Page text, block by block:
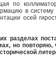
по
в
осей
разделах
но повторяю,